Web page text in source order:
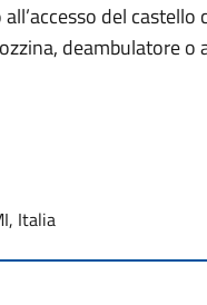
del
deambulatore o
Italia